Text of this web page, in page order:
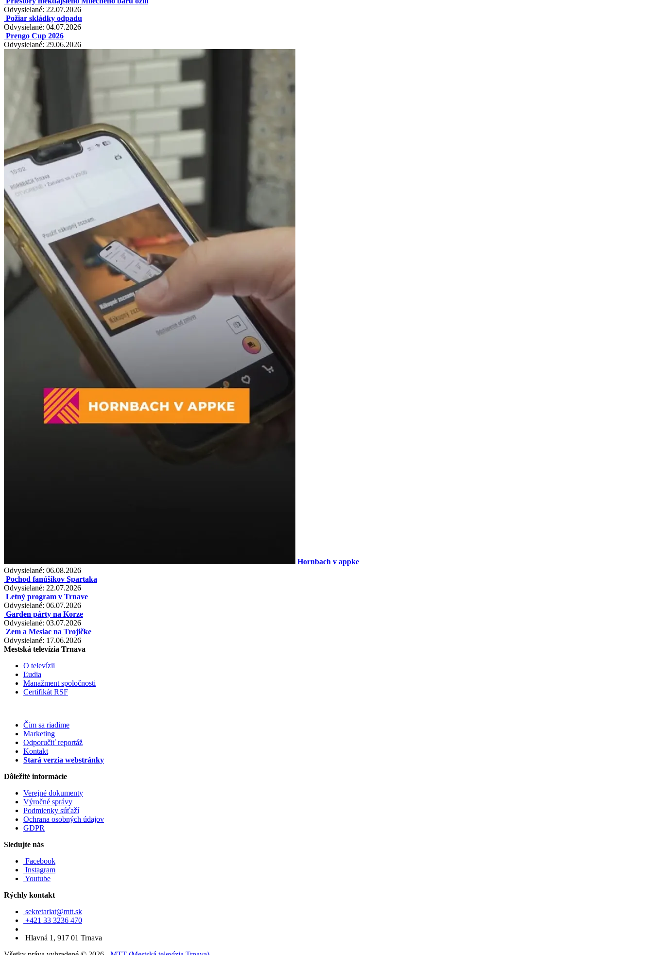
Odvysielané: 22.07.2026
Požiar skládky odpadu
Odvysielané: 04.07.2026
Prengo Cup 2026
Odvysielané: 29.06.2026
Hornbach v appke
Odvysielané: 06.08.2026
Pochod fanúšikov Spartaka
Odvysielané: 22.07.2026
Letný program v Trnave
Odvysielané: 06.07.2026
Garden párty na Korze
Odvysielané: 03.07.2026
Zem a Mesiac na Trojičke
Odvysielané: 17.06.2026
Mestská televízia Trnava
O televízii
Ľudia
Manažment spoločnosti
Certifikát RSF
Čím sa riadime
Marketing
Odporučiť reportáž
Kontakt
Stará verzia webstránky
Dôležité informácie
Verejné dokumenty
Výročné správy
Podmienky súťaží
Ochrana osobných údajov
GDPR
Sledujte nás
Facebook
Instagram
Youtube
Rýchly kontakt
sekretariat@mtt.sk
+421 33 3236 470
Hlavná 1, 917 01 Trnava